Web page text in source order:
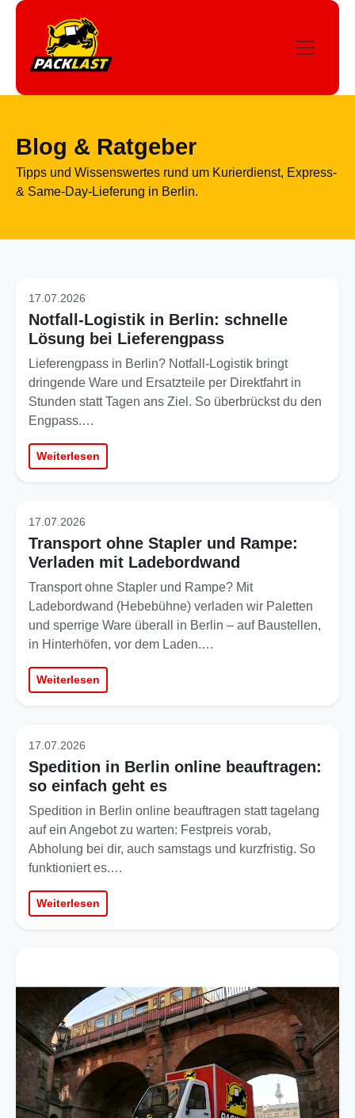
Blog & Ratgeber
Tipps und Wissenswertes rund um Kurierdienst, Express-
& Same-Day-Lieferung in Berlin.
17.07.2026
Notfall-Logistik in Berlin: schnelle
Lösung bei Lieferengpass
Lieferengpass in Berlin? Notfall-Logistik bringt
dringende Ware und Ersatzteile per Direktfahrt in
Stunden statt Tagen ans Ziel. So überbrückst du den
Engpass.…
Weiterlesen
17.07.2026
Transport ohne Stapler und Rampe:
Verladen mit Ladebordwand
Transport ohne Stapler und Rampe? Mit
Ladebordwand (Hebebühne) verladen wir Paletten
und sperrige Ware überall in Berlin – auf Baustellen,
in Hinterhöfen, vor dem Laden.…
Weiterlesen
17.07.2026
Spedition in Berlin online beauftragen:
so einfach geht es
Spedition in Berlin online beauftragen statt tagelang
auf ein Angebot zu warten: Festpreis vorab,
Abholung bei dir, auch samstags und kurzfristig. So
funktioniert es.…
Weiterlesen